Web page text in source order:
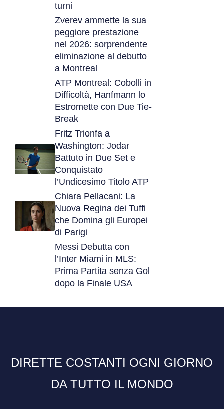
turni
Zverev ammette la sua
peggiore prestazione
nel 2026: sorprendente
eliminazione al debutto
a Montreal
ATP Montreal: Cobolli in
Difficoltà, Hanfmann lo
Estromette con Due Tie-
Break
Fritz Trionfa a
Washington: Jodar
Battuto in Due Set e
Conquistato
l’Undicesimo Titolo ATP
Chiara Pellacani: La
Nuova Regina dei Tuffi
che Domina gli Europei
di Parigi
Messi Debutta con
l’Inter Miami in MLS:
Prima Partita senza Gol
dopo la Finale USA
DIRETTE COSTANTI OGNI GIORNO
DA TUTTO IL MONDO